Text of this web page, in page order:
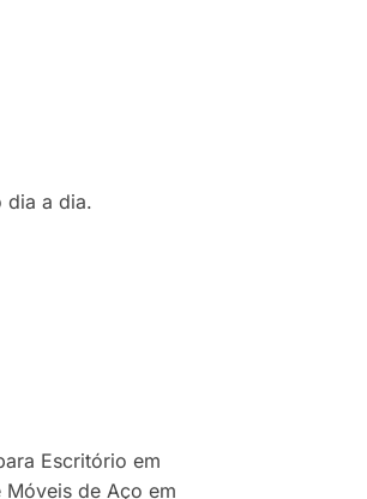
dia a dia.
Escritório em
Móveis de Aço em